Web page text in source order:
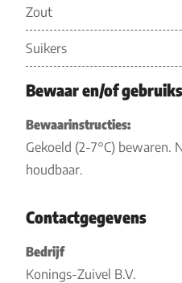
Zout
Suikers
Bewaar en/of
Bewaarinstructies:
Gekoeld (2-7°C) bewaren.
houdbaar.
Contactgegevens
Bedrijf
Konings-Zuivel B.V.